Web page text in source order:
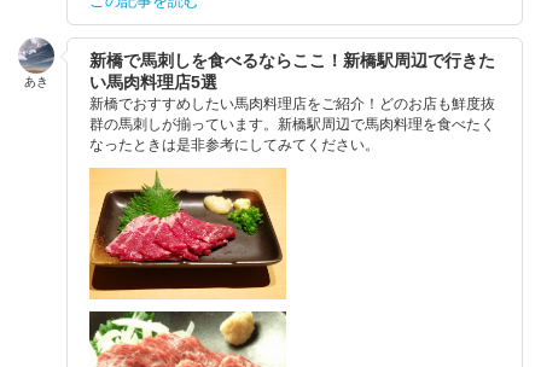
あき
新橋で馬刺しを食べるならここ！新橋駅周辺で行きた
い馬肉料理店5選
新橋でおすすめしたい馬肉料理店をご紹介！どのお店も鮮度抜
群の馬刺しが揃っています。新橋駅周辺で馬肉料理を食べたく
なったときは是非参考にしてみてください。